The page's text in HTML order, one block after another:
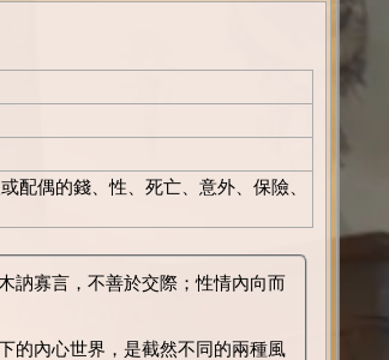
配偶的錢、性、死亡、意外、保險、
訥寡言，不善於交際；性情內向而
的內心世界，是截然不同的兩種風